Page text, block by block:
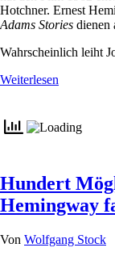
Hotchner. Ernest
Adams Stories dienen
Wahrscheinlich leiht
Weiterlesen
Hundert
Hemingway
Von Wolfgang Stock